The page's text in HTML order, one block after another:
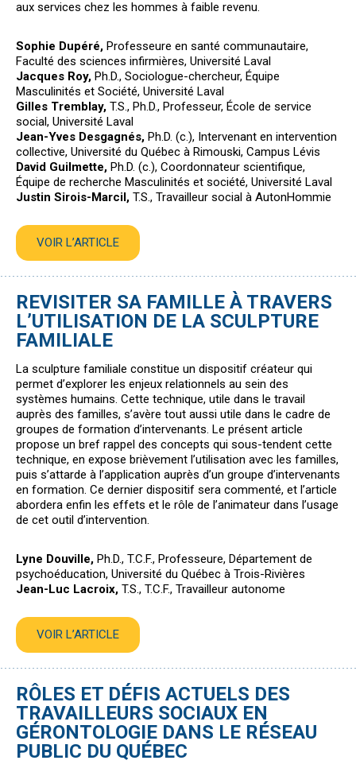
aux services chez les hommes à faible revenu.
Sophie Dupéré, Professeure en santé communautaire,
Faculté des sciences infirmières, Université Laval
Jacques Roy, Ph.D., Sociologue-chercheur, Équipe
Masculinités et Société, Université Laval
Gilles Tremblay, T.S., Ph.D., Professeur, École de service
social, Université Laval
Jean-Yves Desgagnés, Ph.D. (c.), Intervenant en intervention
collective, Université du Québec à Rimouski, Campus Lévis
David Guilmette, Ph.D. (c.), Coordonnateur scientifique,
Équipe de recherche Masculinités et société, Université Laval
Justin Sirois-Marcil, T.S., Travailleur social à AutonHommie
VOIR L’ARTICLE
REVISITER SA FAMILLE À TRAVERS
L’UTILISATION DE LA SCULPTURE
FAMILIALE
La sculpture familiale constitue un dispositif créateur qui
permet d’explorer les enjeux relationnels au sein des
systèmes humains. Cette technique, utile dans le travail
auprès des familles, s’avère tout aussi utile dans le cadre de
groupes de formation d’intervenants. Le présent article
propose un bref rappel des concepts qui sous-tendent cette
technique, en expose brièvement l’utilisation avec les familles,
puis s’attarde à l’application auprès d’un groupe d’intervenants
en formation. Ce dernier dispositif sera commenté, et l’article
abordera enfin les effets et le rôle de l’animateur dans l’usage
de cet outil d’intervention.
Lyne Douville, Ph.D., T.C.F., Professeure, Département de
psychoéducation, Université du Québec à Trois-Rivières
Jean-Luc Lacroix, T.S., T.C.F., Travailleur autonome
VOIR L’ARTICLE
RÔLES ET DÉFIS ACTUELS DES
TRAVAILLEURS SOCIAUX EN
GÉRONTOLOGIE DANS LE RÉSEAU
PUBLIC DU QUÉBEC